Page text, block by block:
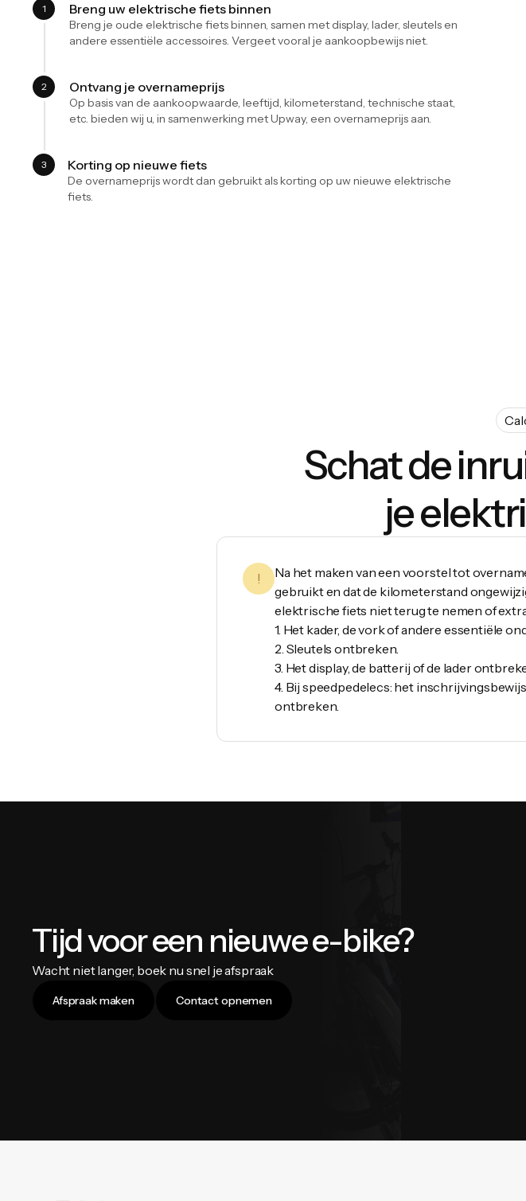
1 Breng uw elektrische fiets binnen
Breng je oude elektrische fiets binnen, samen met display, lader, sleutels en
andere essentiële accessoires. Vergeet vooral je aankoopbewijs niet.
2 Ontvang je overnameprijs
Op basis van de aankoopwaarde, leeftijd, kilometerstand, technische staat,
etc. bieden wij u, in samenwerking met Upway, een overnameprijs aan.
3 Korting op nieuwe fiets
De overnameprijs wordt dan gebruikt als korting op uw nieuwe elektrische
fiets.
Schat de
je
!
Na het maken van een voorstel tot
gebruikt en dat de kilometerstand
elektrische fiets niet terug te nemen of
1. Het kader, de vork of andere essentiële
2. Sleutels ontbreken.
3. Het display, de batterij of de lader
4. Bij speedpedelecs: het
ontbreken.
Tijd voor een nieuwe e-bike?
Wacht niet langer, boek nu snel je afspraak
Afspraak maken Contact opnemen